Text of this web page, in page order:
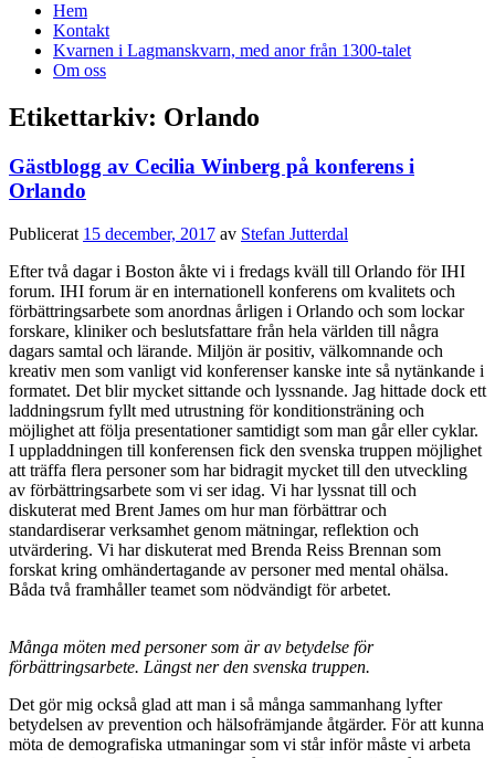
Hem
Kontakt
Kvarnen i Lagmanskvarn, med anor från 1300-talet
Om oss
Etikettarkiv: Orlando
Gästblogg av Cecilia Winberg på konferens i
Orlando
Publicerat 15 december, 2017 av Stefan Jutterdal
Efter två dagar i Boston åkte vi i fredags kväll till Orlando för IHI
forum. IHI forum är en internationell konferens om kvalitets och
förbättringsarbete som anordnas årligen i Orlando och som lockar
forskare, kliniker och beslutsfattare från hela världen till några
dagars samtal och lärande. Miljön är positiv, välkomnande och
kreativ men som vanligt vid konferenser kanske inte så nytänkande i
formatet. Det blir mycket sittande och lyssnande. Jag hittade dock ett
laddningsrum fyllt med utrustning för konditionsträning och
möjlighet att följa presentationer samtidigt som man går eller cyklar.
I uppladdningen till konferensen fick den svenska truppen möjlighet
att träffa flera personer som har bidragit mycket till den utveckling
av förbättringsarbete som vi ser idag. Vi har lyssnat till och
diskuterat med Brent James om hur man förbättrar och
standardiserar verksamhet genom mätningar, reflektion och
utvärdering. Vi har diskuterat med Brenda Reiss Brennan som
forskat kring omhändertagande av personer med mental ohälsa.
Båda två framhåller teamet som nödvändigt för arbetet.
Många möten med personer som är av betydelse för
förbättringsarbete. Längst ner den svenska truppen.
Det gör mig också glad att man i så många sammanhang lyfter
betydelsen av prevention och hälsofrämjande åtgärder. För att kunna
möta de demografiska utmaningar som vi står inför måste vi arbeta